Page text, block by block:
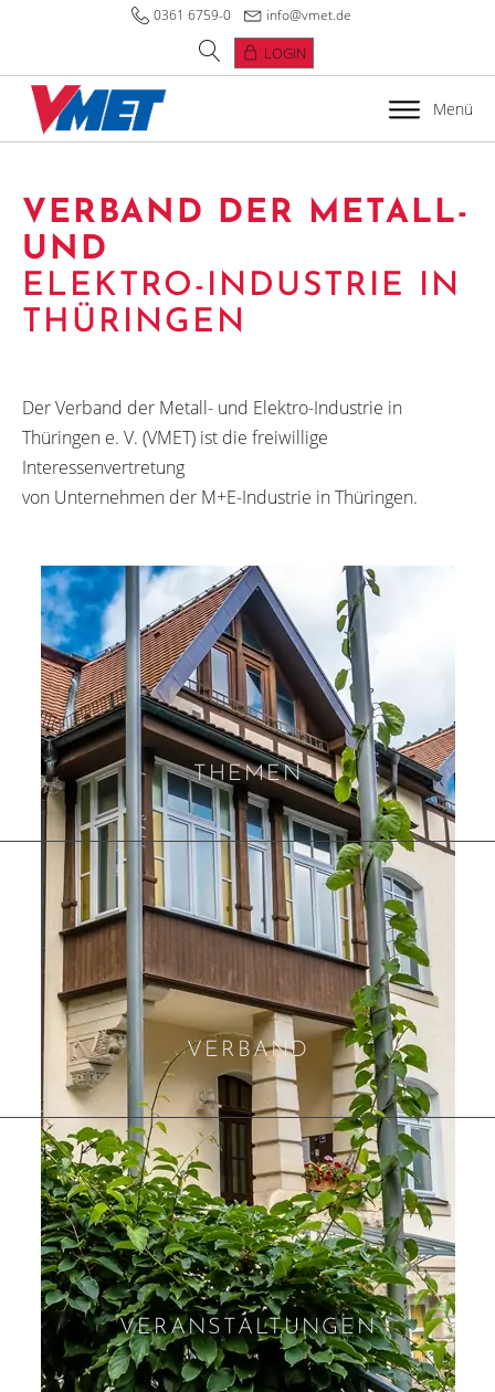
0361 6759-0 info@vmet.de
LOGIN
Menü
VERBAND DER METALL-
UND
ELEKTRO-INDUSTRIE IN
THÜRINGEN
Der Verband der Metall- und Elektro-Industrie in
Thüringen e. V. (VMET) ist die freiwillige
Interessenvertretung
von Unternehmen der M+E-Industrie in Thüringen.
THEMEN
VERBAND
VERANSTALTUNGEN